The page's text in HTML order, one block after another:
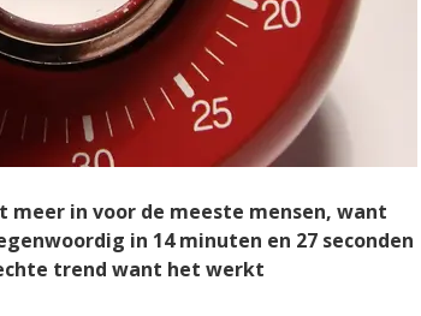
in voor de meeste mensen, want
in 14 minuten en 27 seconden
trend want het werkt